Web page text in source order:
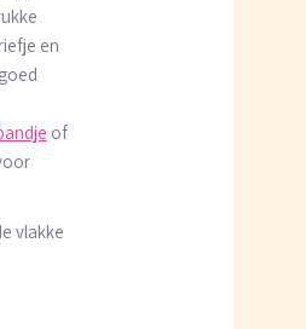
en
of
vlakke